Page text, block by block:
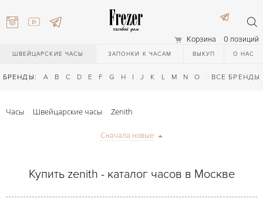
Корзина 0 позиций
ШВЕЙЦАРСКИЕ ЧАСЫ ЗАПОНКИ К ЧАСАМ ВЫКУП О НАС
БРЕНДЫ: A B C D E F G H I J K L M N O Q R S T
ВСЕ БРЕНДЫ
Часы Швейцарские часы Zenith
Купить zenith - каталог часов в Москве
Сначала новые